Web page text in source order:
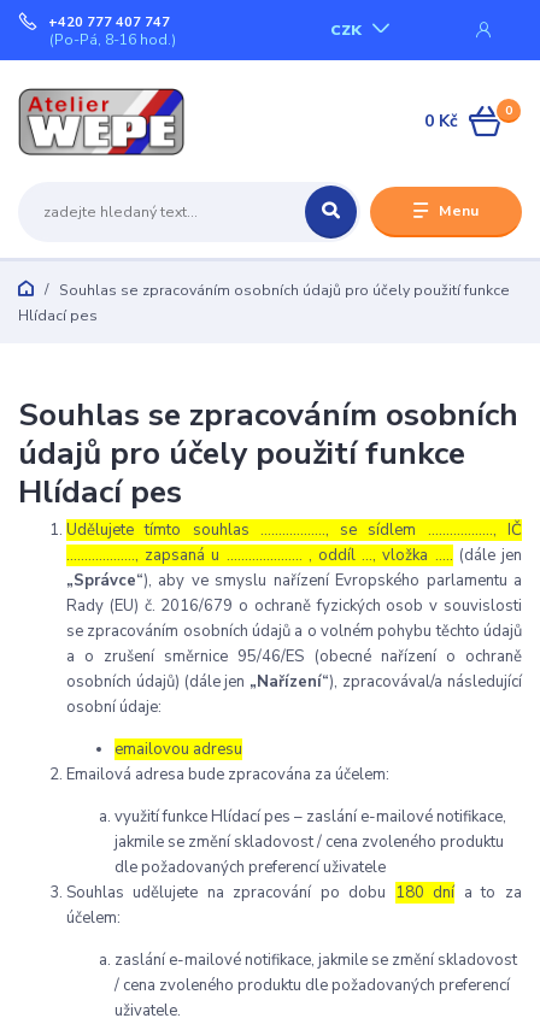
Menu
CZK
+420 777 407 747
(Po-Pá, 8-16 hod.)
0
0 Kč
Souhlas se zpracováním osobních údajů pro účely použití funkce
Hlídací pes
Souhlas se zpracováním osobních
údajů pro účely použití funkce
Hlídací pes
Udělujete tímto souhlas ……………..., se sídlem ………………, IČ
………………., zapsaná u ………………… , oddíl …, vložka ….. (dále jen
„Správce“), aby ve smyslu nařízení Evropského parlamentu a
Rady (EU) č. 2016/679 o ochraně fyzických osob v souvislosti
se zpracováním osobních údajů a o volném pohybu těchto údajů
a o zrušení směrnice 95/46/ES (obecné nařízení o ochraně
osobních údajů) (dále jen „Nařízení“), zpracovával/a následující
osobní údaje:
emailovou adresu
Emailová adresa bude zpracována za účelem:
využití funkce Hlídací pes – zaslání e-mailové notifikace,
jakmile se změní skladovost / cena zvoleného produktu
dle požadovaných preferencí uživatele
Souhlas udělujete na zpracování po dobu 180 dní a to za
účelem:
zaslání e-mailové notifikace, jakmile se změní skladovost
/ cena zvoleného produktu dle požadovaných preferencí
uživatele.